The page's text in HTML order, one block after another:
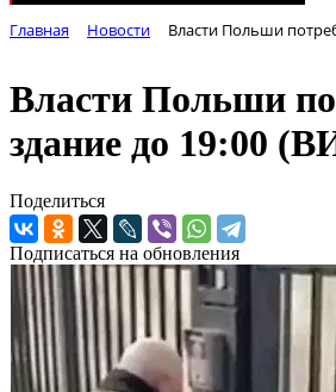
Главная Новости Власти Польши
Власти Польши
здание до 19:00
Поделиться
Подписаться на обновления